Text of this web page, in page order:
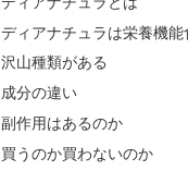
ディアナチュラは栄養機能
沢山種類がある
成分の違い
副作用はあるのか
買うのか買わないのか